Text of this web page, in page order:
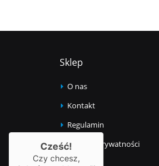
Sklep
O nas
Kontakt
Regulamin
Polityka prywatności
Cześć!
Czy chcesz,